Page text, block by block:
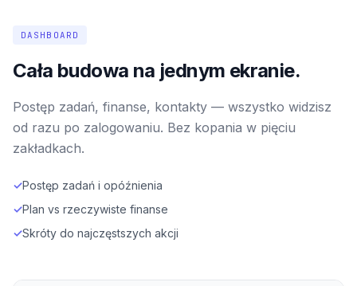
DASHBOARD
Cała budowa na jednym ekranie.
Postęp zadań, finanse, kontakty — wszystko widzisz
od razu po zalogowaniu. Bez kopania w pięciu
zakładkach.
✓Postęp zadań i opóźnienia
✓Plan vs rzeczywiste finanse
✓Skróty do najczęstszych akcji